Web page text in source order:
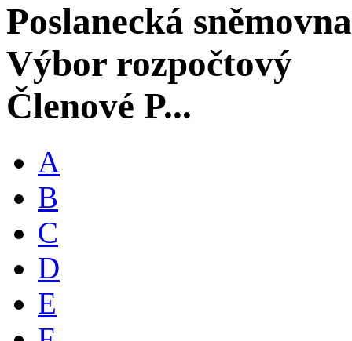
Poslanecká sněmovna
Výbor rozpočtový
Členové P...
A
B
C
D
E